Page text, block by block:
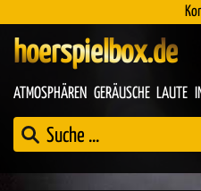
hoerspielbox.de
ATMOSPHÄREN GERÄUSCHE LAUTE